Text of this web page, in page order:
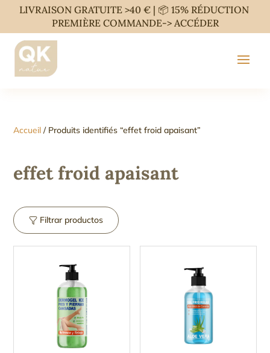
LIVRAISON GRATUITE >40 € | 📦 15% RÉDUCTION
PREMIÈRE COMMANDE-> ACCÉDER
Accueil / Produits identifiés “effet froid apaisant”
effet froid apaisant
Filtrar productos